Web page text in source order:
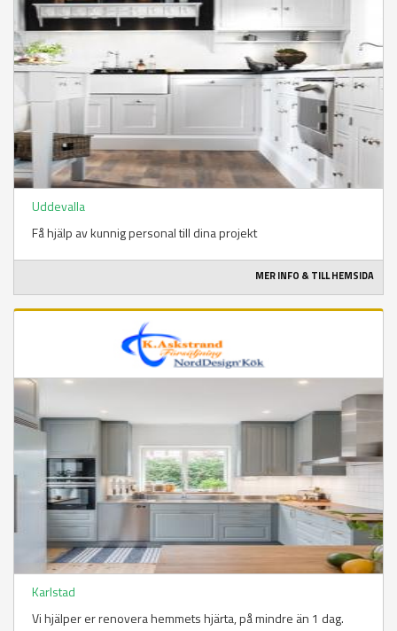
Uddevalla
Få hjälp av kunnig personal till dina projekt
MER INFO & TILL HEMSIDA
Karlstad
Vi hjälper er renovera hemmets hjärta, på mindre än 1 dag.